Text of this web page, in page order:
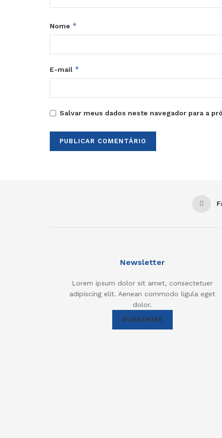
Nome *
E-mail *
Salvar meus dados neste navegador para a
Newsletter
Lorem ipsum dolor sit amet, consectetuer
adipiscing elit. Aenean commodo ligula eget
dolor.
SUBSCRIBE